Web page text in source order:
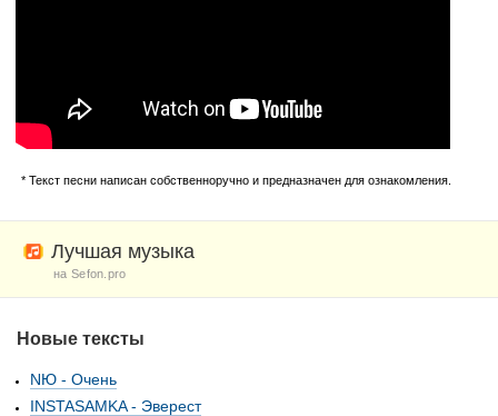
* Текст песни написан собственноручно и предназначен для ознакомления.
Лучшая музыка
на Sefon.pro
Новые тексты
NЮ - Очень
INSTASAMKA - Эверест